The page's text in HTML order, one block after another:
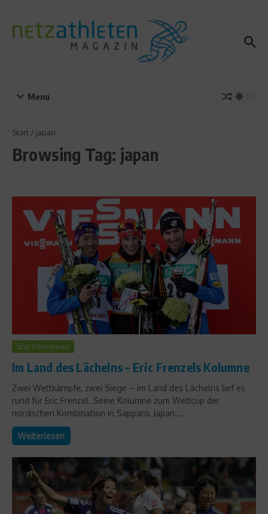
Menu
Start / japan
Browsing Tag: japan
Star Interviews
Im Land des Lächelns – Eric Frenzels Kolumne
Zwei Wettkämpfe, zwei Siege – im Land des Lächelns lief es
rund für Eric Frenzel. Seine Kolumne zum Weltcup der
nordischen Kombination in Sapparo, Japan....
Weiterlesen